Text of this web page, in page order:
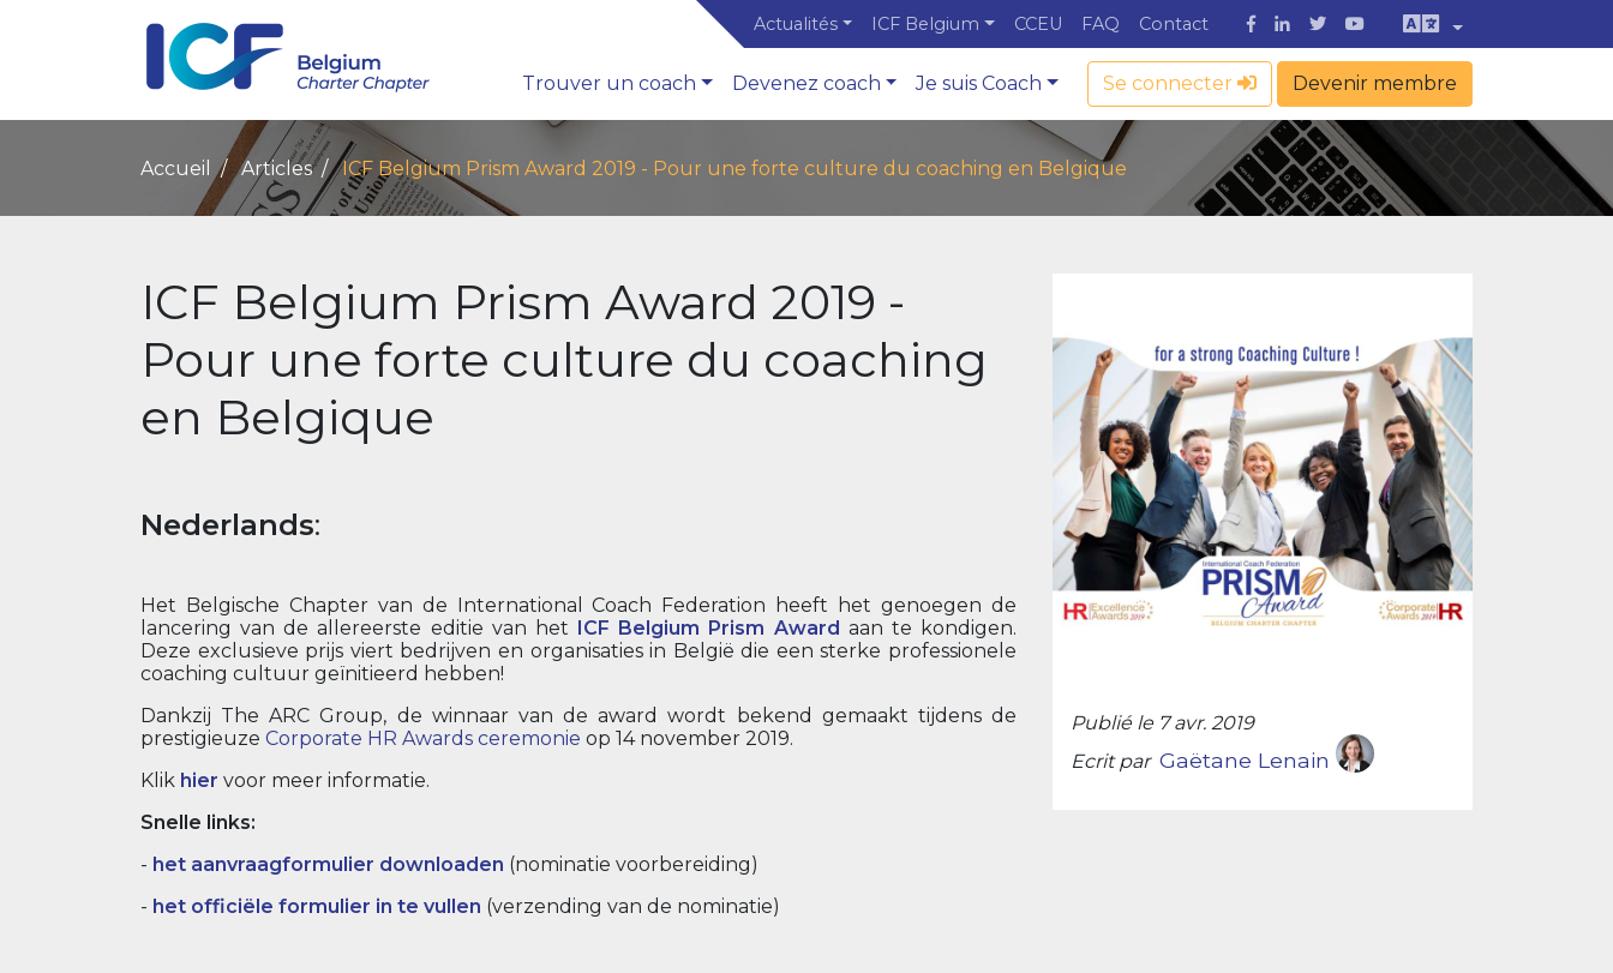
Actualités ICF Belgium CCEU FAQ Contact
Trouver un coach Devenez coach Je suis Coach Se connecter Devenir membre
Accueil Articles ICF Belgium Prism Award 2019 - Pour une forte culture du coaching en Belgique
ICF Belgium Prism Award 2019 -
Pour une forte culture du coaching
en Belgique
Nederlands:
Het Belgische Chapter van de International Coach Federation heeft het genoegen de
lancering van de allereerste editie van het ICF Belgium Prism Award aan te kondigen.
Deze exclusieve prijs viert bedrijven en organisaties in België die een sterke professionele
coaching cultuur geïnitieerd hebben!
Dankzij The ARC Group, de winnaar van de award wordt bekend gemaakt tijdens de
prestigieuze Corporate HR Awards ceremonie op 14 november 2019.
Klik hier voor meer informatie.
Snelle links:
- het aanvraagformulier downloaden (nominatie voorbereiding)
- het officiële formulier in te vullen (verzending van de nominatie)
Publié le 7 avr. 2019
Ecrit par Gaëtane Lenain